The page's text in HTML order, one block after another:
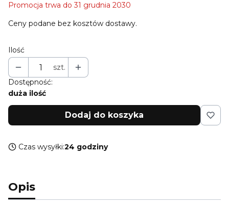
Promocja trwa do 31 grudnia 2030
Ceny podane bez kosztów dostawy.
Ilość
szt.
Dostępność:
duża ilość
Dodaj do koszyka
Czas wysyłki:24 godziny
Opis